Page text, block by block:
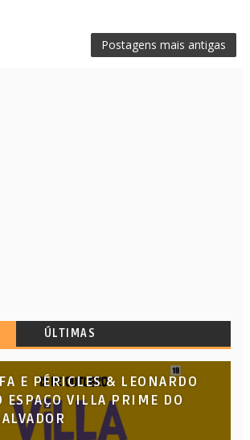
Postagens mais antigas
ÚLTIMAS
E PÉRICLES & LEONARDO
ESPAÇO VILLA PRIME DO